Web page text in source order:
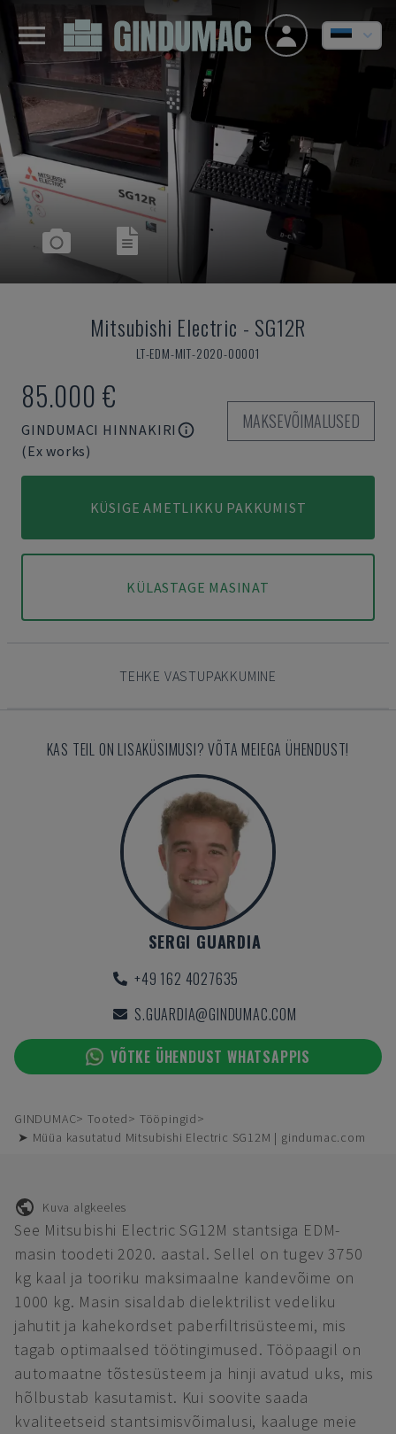
Mitsubishi Electric - SG12R
LT-EDM-MIT-2020-00001
85.000 €
GINDUMACI HINNAKIRI
(Ex works)
MAKSEVÕIMALUSED
KÜSIGE AMETLIKKU PAKKUMIST
KÜLASTAGE MASINAT
TEHKE VASTUPAKKUMINE
KAS TEIL ON LISAKÜSIMUSI? VÕTA MEIEGA ÜHENDUST!
SERGI GUARDIA
+49 162 4027635
S.GUARDIA@GINDUMAC.COM
VÕTKE ÜHENDUST WHATSAPPIS
GINDUMAC Tooted
Tööpingid
➤ Müüa kasutatud Mitsubishi Electric SG12M | gindumac.com
Kuva algkeeles
See Mitsubishi Electric SG12M stantsiga EDM-
masin toodeti 2020. aastal. Sellel on tugev 3750
kg kaal ja tooriku maksimaalne kandevõime on
1000 kg. Masin sisaldab dielektrilist vedeliku
jahutit ja kahekordset paberfiltrisüsteemi, mis
tagab optimaalsed töötingimused. Tööpaagil on
automaatne tõstesüsteem ja hinji avatud uks, mis
hõlbustab kasutamist. Kui soovite saada
kvaliteetseid stantsimisvõimalusi, kaaluge meie